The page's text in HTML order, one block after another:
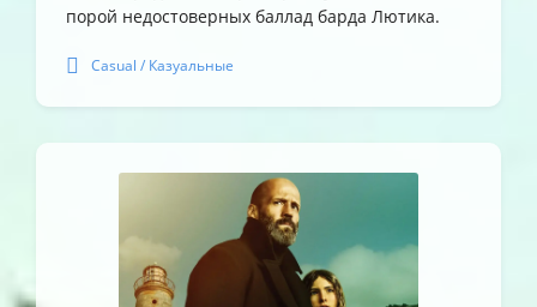
порой недостоверных баллад барда Лютика.
Casual / Казуальные